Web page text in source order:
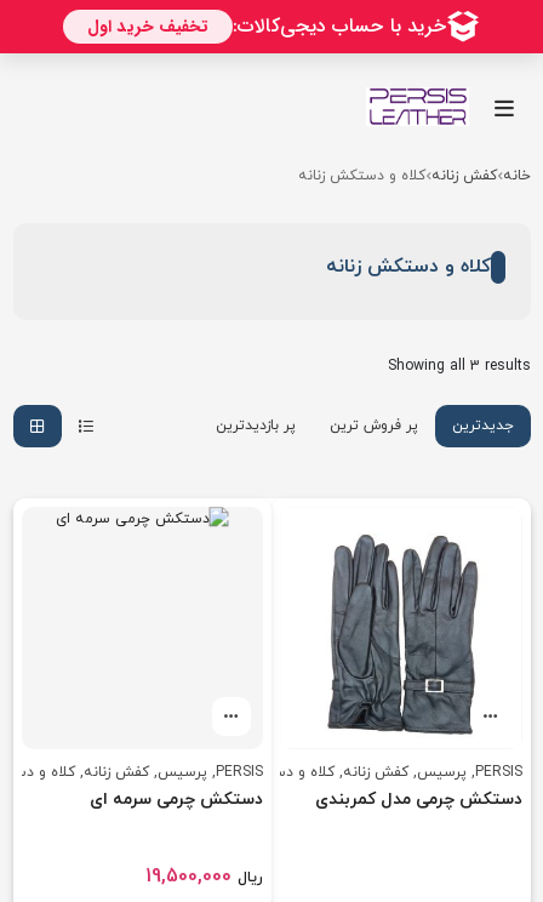
خانه کفش زنانه کلاه و دستکش زنانه
کلاه و دستکش زنانه
Showing all 3 results
پر فروش ترین پر بازدیدترین جدیدترین گرانترین
PERSIS
, پرسیس,کفش زنانه,کلاه و دستکش زنانه
دستکش چرمی مدل کمربندی
PERSIS
, پرسیس,کفش زنانه,کلاه و
دستکش چرمی سرمه ای
19,500,000 ریال